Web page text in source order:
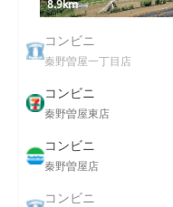
8.9km
コンビニ
秦野曽屋一丁目店
コンビニ
秦野曽屋東店
コンビニ
秦野曽屋店
コンビニ